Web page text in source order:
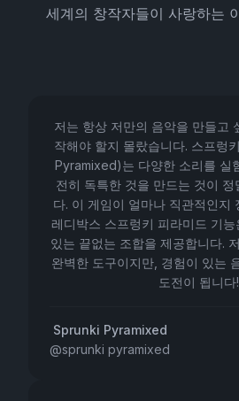
세계의 창작자들이 사랑하는
저는 항상 저만의 음악을 만들고
작해야 할지 몰랐습니다. 스프렁
Pyramixed)는 다양한 소리를 실
전히 독특한 것을 만드는 것이 정
다. 이 게임이 얼마나 직관적인지
레디박스 스프렁키 피라미드 기
있는 끝없는 조합을 제공합니다.
완벽한 도구이지만, 경험이 있는
도전이 됩니다!
Sprunki Pyramixed
@sprunki pyramixed